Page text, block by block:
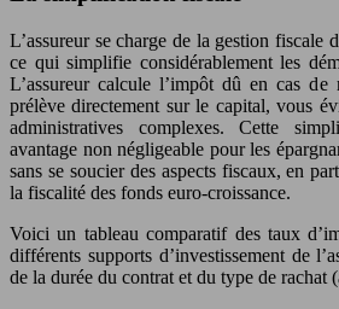
L’assureur se charge de la gestion fiscale
ce qui simplifie considérablement les
L’assureur calcule l’impôt dû en cas
prélève directement sur le capital, vous
administratives complexes. Cette
avantage non négligeable pour les
sans se soucier des aspects fiscaux, en
la fiscalité des fonds euro-croissance.
Voici un tableau comparatif des taux
différents supports d’investissement de
de la durée du contrat et du type de rachat